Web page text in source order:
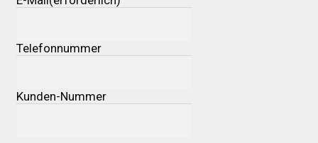
Telefonnummer
Kunden-Nummer